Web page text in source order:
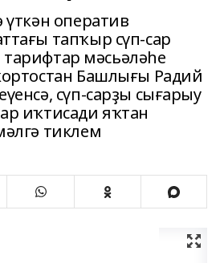
үткән оператив
тапҡыр сүп-сар
мәсьәләһе
Башлығы Радий
сүп-сарҙы сығарыу
иҡтисади яҡтан
тиклем